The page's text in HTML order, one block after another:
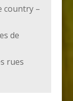
country –
de
rues